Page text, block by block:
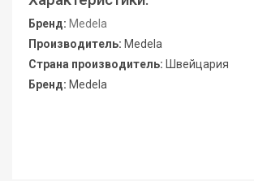
Бренд: Medela
Производитель: Medela
Страна производитель: Швейцария
Бренд: Medela